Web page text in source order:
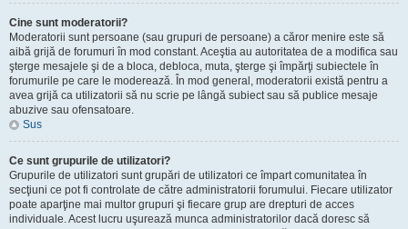
Cine sunt moderatorii?
Moderatorii sunt persoane (sau grupuri de persoane) a căror menire este să
aibă grijă de forumuri în mod constant. Aceştia au autoritatea de a modifica sau
şterge mesajele şi de a bloca, debloca, muta, şterge şi împărţi subiectele în
forumurile pe care le moderează. În mod general, moderatorii există pentru a
avea grijă ca utilizatorii să nu scrie pe lângă subiect sau să publice mesaje
abuzive sau ofensatoare.
Sus
Ce sunt grupurile de utilizatori?
Grupurile de utilizatori sunt grupări de utilizatori ce împart comunitatea în
secţiuni ce pot fi controlate de către administratorii forumului. Fiecare utilizator
poate aparţine mai multor grupuri şi fiecare grup are drepturi de acces
individuale. Acest lucru uşurează munca administratorilor dacă doresc să